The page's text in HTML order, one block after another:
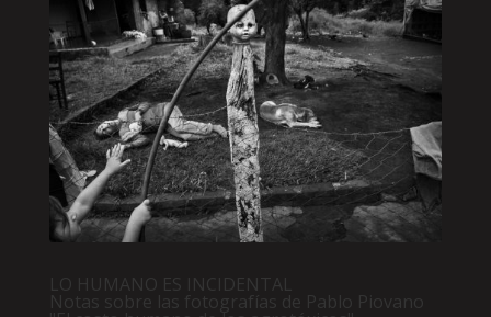
LO HUMANO ES INCIDENTAL
Notas sobre las fotografías de Pablo Piovano